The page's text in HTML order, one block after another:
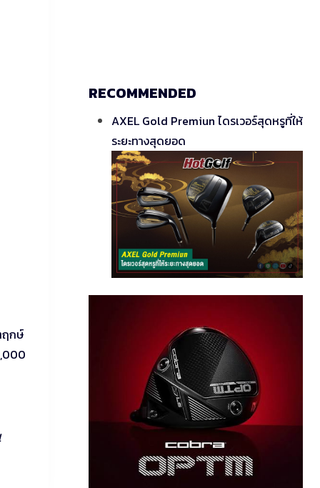
ฤกษ์
RECOMMENDED
AXEL Gold Premiun ไดรเวอร์สุดหรูที่ให้
ระยะทางสุดยอด